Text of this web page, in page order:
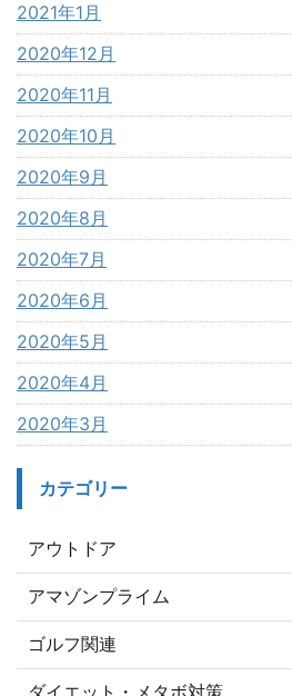
2021年1月
2020年12月
2020年11月
2020年10月
2020年9月
2020年8月
2020年7月
2020年6月
2020年5月
2020年4月
2020年3月
カテゴリー
アウトドア
アマゾンプライム
ゴルフ関連